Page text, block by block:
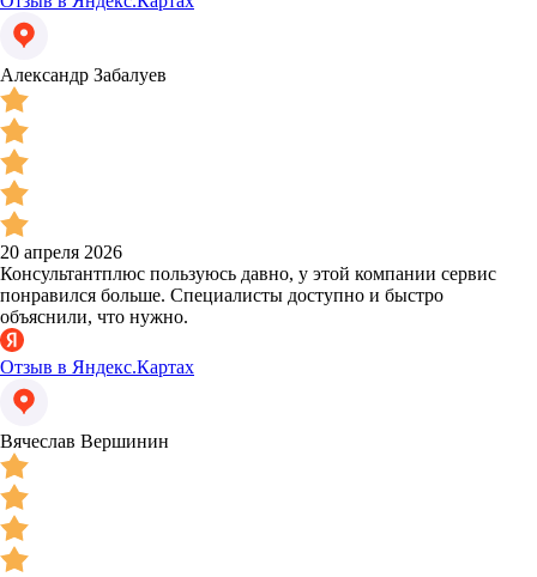
Александр Забалуев
20 апреля 2026
Консультантплюс пользуюсь давно, у этой компании сервис
понравился больше. Специалисты доступно и быстро
объяснили, что нужно.
Отзыв в Яндекс.Картах
Вячеслав Вершинин